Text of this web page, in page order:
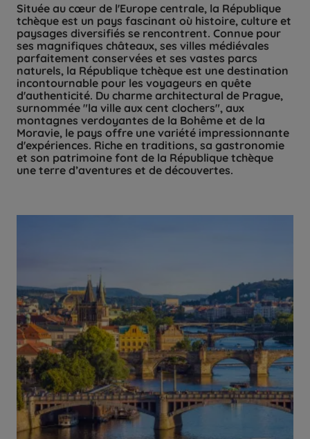
Située au cœur de l'Europe centrale, la République
tchèque est un pays fascinant où histoire, culture et
paysages diversifiés se rencontrent. Connue pour
ses magnifiques châteaux, ses villes médiévales
parfaitement conservées et ses vastes parcs
naturels, la République tchèque est une destination
incontournable pour les voyageurs en quête
d'authenticité. Du charme architectural de Prague,
surnommée "la ville aux cent clochers", aux
montagnes verdoyantes de la Bohême et de la
Moravie, le pays offre une variété impressionnante
d'expériences. Riche en traditions, sa gastronomie
et son patrimoine font de la République tchèque